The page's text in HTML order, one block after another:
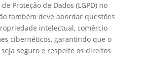
Proteção de Dados (LGPD) no
também deve abordar questões
intelectual, comércio
cibernéticos, garantindo que o
seguro e respeite os direitos